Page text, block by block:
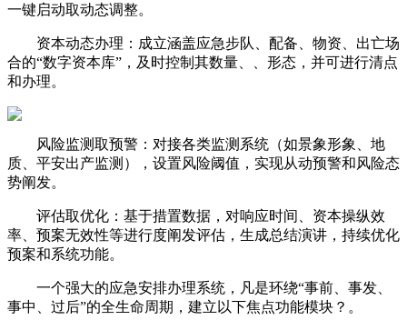
一键启动取动态调整。
资本动态办理：成立涵盖应急步队、配备、物资、出亡场
合的“数字资本库”，及时控制其数量、、形态，并可进行清点
和办理。
风险监测取预警：对接各类监测系统（如景象形象、地
质、平安出产监测），设置风险阈值，实现从动预警和风险态
势阐发。
评估取优化：基于措置数据，对响应时间、资本操纵效
率、预案无效性等进行度阐发评估，生成总结演讲，持续优化
预案和系统功能。
一个强大的应急安排办理系统，凡是环绕“事前、事发、
事中、过后”的全生命周期，建立以下焦点功能模块？。